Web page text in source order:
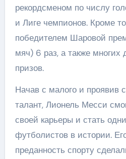
рекордсменом по числу
и Лиге чемпионов. Кроме
победителем Шаровой
мяч) 6 раз, а также многих
призов.
Начав с малого и проявив
талант, Лионель Месси
своей карьеры и стать
футболистов в истории.
преданность спорту